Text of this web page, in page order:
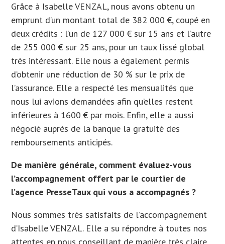
Grâce à Isabelle VENZAL, nous avons obtenu un
emprunt d’un montant total de 382 000 €, coupé en
deux crédits : l’un de 127 000 € sur 15 ans et l’autre
de 255 000 € sur 25 ans, pour un taux lissé global
très intéressant. Elle nous a également permis
d’obtenir une réduction de 30 % sur le prix de
l’assurance. Elle a respecté les mensualités que
nous lui avions demandées afin qu’elles restent
inférieures à 1600 € par mois. Enfin, elle a aussi
négocié auprès de la banque la gratuité des
remboursements anticipés.
De manière générale, comment évaluez-vous
l’accompagnement offert par le courtier de
l’agence PresseTaux qui vous a accompagnés ?
Nous sommes très satisfaits de l’accompagnement
d’Isabelle VENZAL. Elle a su répondre à toutes nos